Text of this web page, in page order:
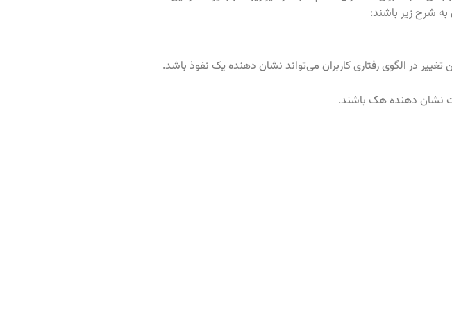
به شرح زیر باشند:
تغییر در الگوی رفتاری کاربران می‌تواند نشان دهنده یک نفوذ باشد.
نشان دهنده هک باشند.